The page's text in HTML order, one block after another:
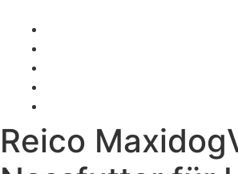
Reico